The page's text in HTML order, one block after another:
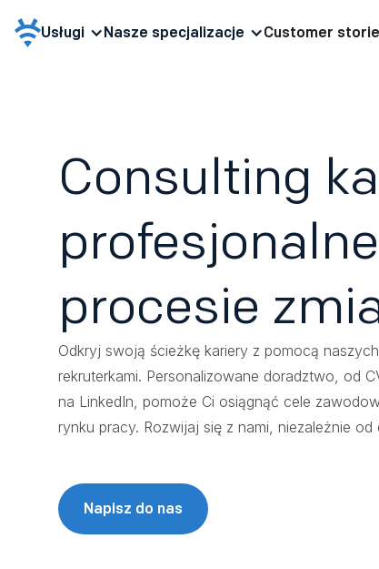
Usługi Nasze specjalizacje Customer
Consulting
procesie
Odkryj swoją ścieżkę kariery z pomocą
rekruterkami. Personalizowane doradztwo, od
na LinkedIn, pomoże Ci osiągnąć cele
rynku pracy. Rozwijaj się z nami, niezależnie
Napisz do nas